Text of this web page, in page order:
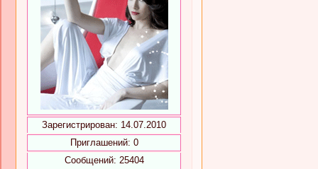
Зарегистрирован: 14.07.2010
Приглашений: 0
Сообщений: 25404